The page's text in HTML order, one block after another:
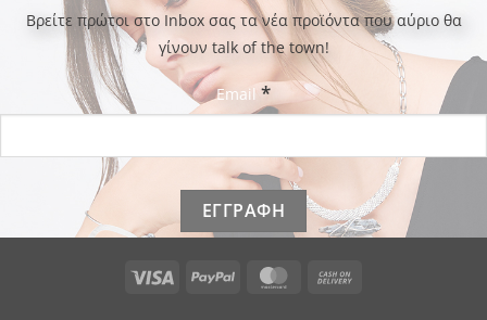
Bρείτε πρώτοι στο Inbox σας τα νέα προϊόντα που αύριο θα
γίνουν talk of the town!
Email *
Visa PayPal MasterCard